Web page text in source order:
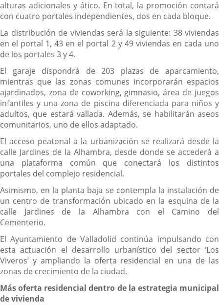
alturas adicionales y ático. En total, la promoción contará
con cuatro portales independientes, dos en cada bloque.
La distribución de viviendas será la siguiente: 38 viviendas
en el portal 1, 43 en el portal 2 y 49 viviendas en cada uno
de los portales 3 y 4.
El garaje dispondrá de 203 plazas de aparcamiento,
mientras que las zonas comunes incorporarán espacios
ajardinados, zona de coworking, gimnasio, área de juegos
infantiles y una zona de piscina diferenciada para niños y
adultos, que estará vallada. Además, se habilitarán aseos
comunitarios, uno de ellos adaptado.
El acceso peatonal a la urbanización se realizará desde la
calle Jardines de la Alhambra, desde donde se accederá a
una plataforma común que conectará los distintos
portales del complejo residencial.
Asimismo, en la planta baja se contempla la instalación de
un centro de transformación ubicado en la esquina de la
calle Jardines de la Alhambra con el Camino del
Cementerio.
El Ayuntamiento de Valladolid continúa impulsando con
esta actuación el desarrollo urbanístico del sector ‘Los
Viveros’ y ampliando la oferta residencial en una de las
zonas de crecimiento de la ciudad.
Más oferta residencial dentro de la estrategia municipal
de vivienda